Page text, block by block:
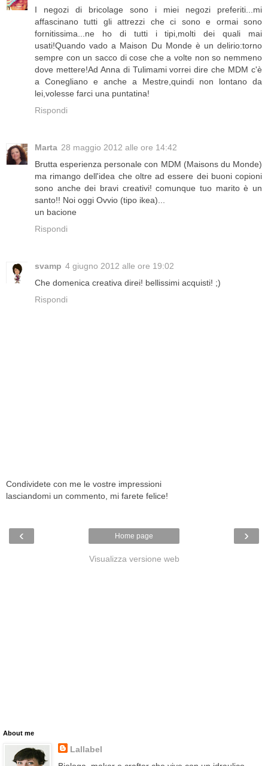
I negozi di bricolage sono i miei negozi preferiti...mi
affascinano tutti gli attrezzi che ci sono e ormai sono
fornitissima...ne ho di tutti i tipi,molti dei quali mai
usati!Quando vado a Maison Du Monde è un delirio:torno
sempre con un sacco di cose che a volte non so nemmeno
dove mettere!Ad Anna di Tulimami vorrei dire che MDM c'è
a Conegliano e anche a Mestre,quindi non lontano da
lei,volesse farci una puntatina!
Rispondi
Marta 28 maggio 2012 alle ore 14:42
Brutta esperienza personale con MDM (Maisons du Monde)
ma rimango dell'idea che oltre ad essere dei buoni copioni
sono anche dei bravi creativi! comunque tuo marito è un
santo!! Noi oggi Ovvio (tipo ikea)...
un bacione
Rispondi
svamp 4 giugno 2012 alle ore 19:02
Che domenica creativa direi! bellissimi acquisti! ;)
Rispondi
Condividete con me le vostre impressioni
lasciandomi un commento, mi farete felice!
‹ ›
Home page
Visualizza versione web
About me
Lallabel